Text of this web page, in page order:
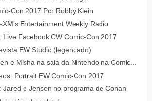
Con 2017 Por Robby Klein
Entertainment Weekly Radio
Live Facebook CW Comic-Con 2017
EW Studio (legendado)
e Misha na sala da Nintendo na Comic...
Portrait EW Comic-Con 2017
Jared e Jensen no programa de Conan